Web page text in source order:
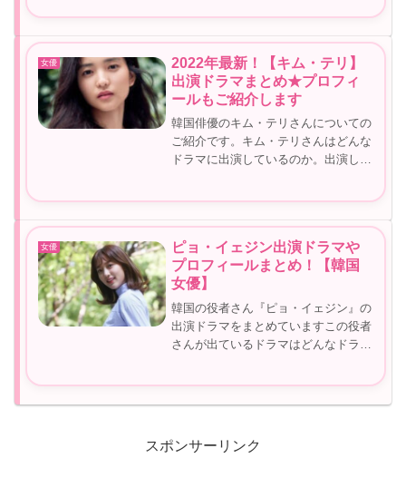
なった方はぜひ参考にしてみてくださ
い...
女優
2022年最新！【キム・テリ】
出演ドラマまとめ★プロフィ
ールもご紹介します
韓国俳優のキム・テリさんについての
ご紹介です。キム・テリさんはどんな
ドラマに出演しているのか。出演して
思います参考にしていただければと思
い...
女優
ピョ・イェジン出演ドラマや
プロフィールまとめ！【韓国
女優】
韓国の役者さん『ピョ・イェジン』の
出演ドラマをまとめていますこの役者
さんが出ているドラマはどんなドラマ
スポンサーリンク